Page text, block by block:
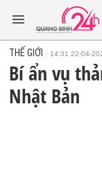
THẾ GIỚI 14:31 22-04-
Bí ẩn vụ
Nhật Bản